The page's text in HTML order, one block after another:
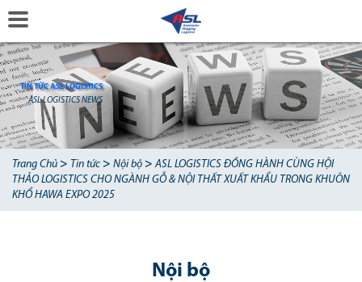
TIN TỨC ASL LOGISTICS
ASL LOGISTICS NEWS
Trang Chủ > Tin tức > Nội bộ >ASL LOGISTICS ĐỒNG HÀNH CÙNG HỘI
THẢO LOGISTICS CHO NGÀNH GỖ & NỘI THẤT XUẤT KHẨU TRONG KHUÔN
KHỔ HAWA EXPO 2025
Nội bộ